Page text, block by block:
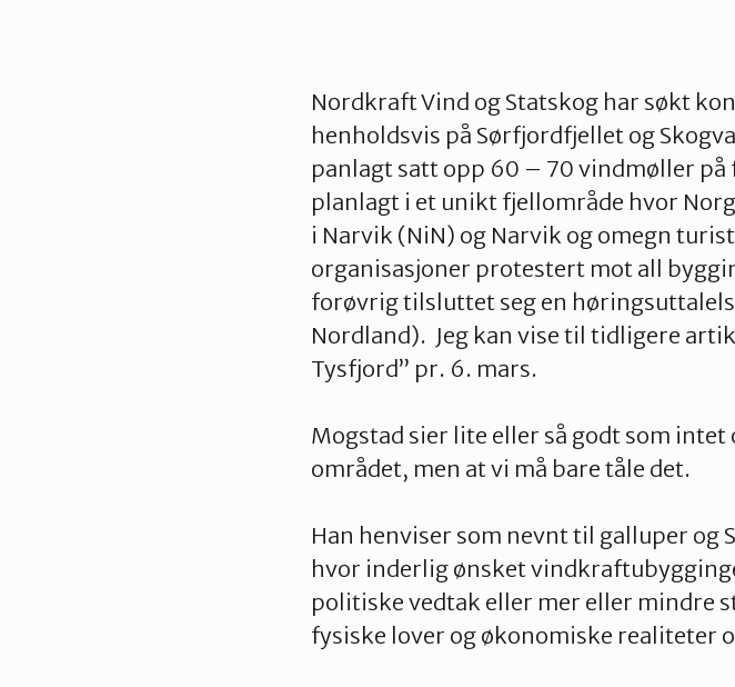
Nordkraft Vind og Statskog har søkt
henholdsvis på Sørfjordfjellet og
panlagt satt opp 60 – 70 vindmøller
planlagt i et unikt fjellområde hvor
i Narvik (NiN) og Narvik og omegn
organisasjoner protestert mot all
forøvrig tilsluttet seg en
Nordland). Jeg kan vise til tidligere
Tysfjord” pr. 6. mars.
Mogstad sier lite eller så godt som
området, men at vi må bare tåle det.
Han henviser som nevnt til galluper og
hvor inderlig ønsket
politiske vedtak eller mer eller mindre
fysiske lover og økonomiske realiteter